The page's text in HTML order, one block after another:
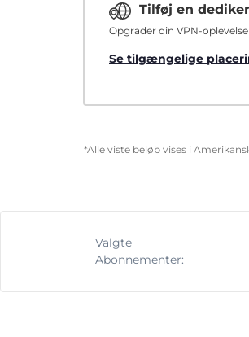
Tilføj en
Opgrader din VPN-
Se tilgængelige
*Alle viste beløb vises i
Valgte
Abonnementer: